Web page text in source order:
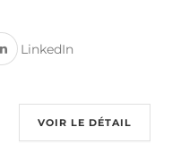
LinkedIn
VOIR LE DÉTAIL